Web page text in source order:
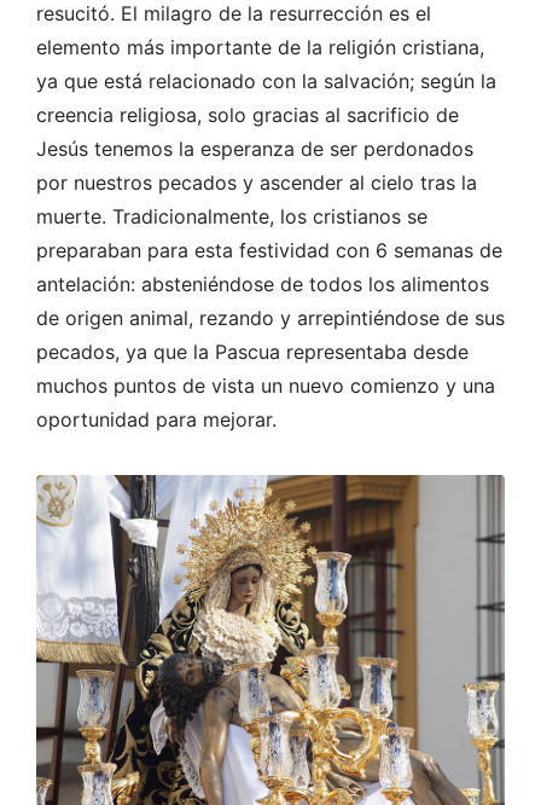
resucitó. El milagro de la resurrección es el
elemento más importante de la religión cristiana,
ya que está relacionado con la salvación; según la
creencia religiosa, solo gracias al sacrificio de
Jesús tenemos la esperanza de ser perdonados
por nuestros pecados y ascender al cielo tras la
muerte. Tradicionalmente, los cristianos se
preparaban para esta festividad con 6 semanas de
antelación: absteniéndose de todos los alimentos
de origen animal, rezando y arrepintiéndose de sus
pecados, ya que la Pascua representaba desde
muchos puntos de vista un nuevo comienzo y una
oportunidad para mejorar.